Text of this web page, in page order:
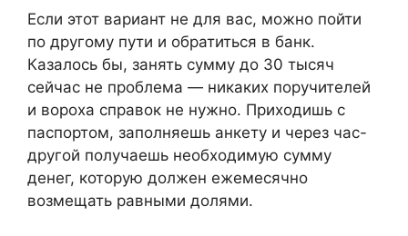
Если этот вариант не для вас, можно пойти
по другому пути и обратиться в банк.
Казалось бы, занять сумму до 30 тысяч
сейчас не проблема — никаких поручителей
и вороха справок не нужно. Приходишь с
паспортом, заполняешь анкету и через час-
другой получаешь необходимую сумму
денег, которую должен ежемесячно
возмещать равными долями.